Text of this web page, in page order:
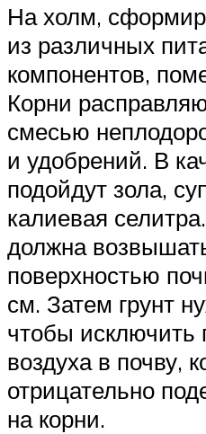
На холм,
из различных
компонентов,
Корни
смесью
и удобрений. В
подойдут зола,
калиевая
должна
поверхностью
см. Затем грунт
чтобы исключить
воздуха в почву,
отрицательно
на корни.